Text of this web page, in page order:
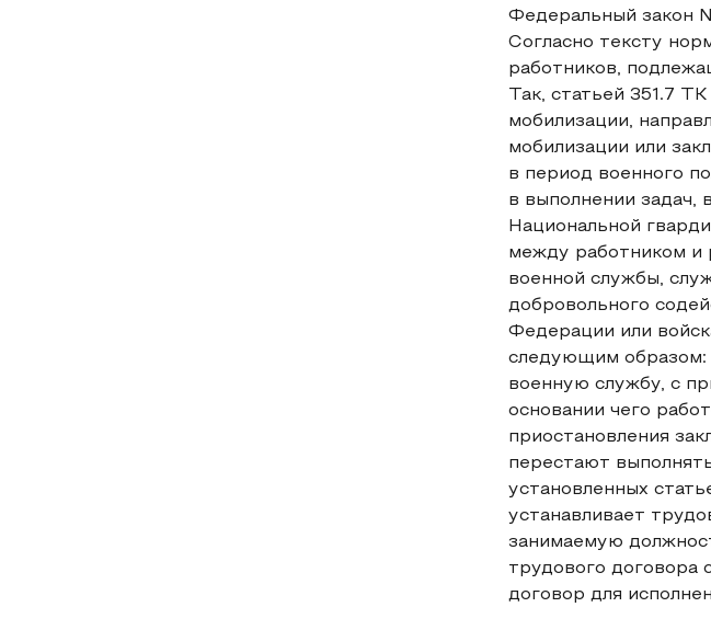
Федеральный закон
Согласно тексту
работников,
Так, статьей 351.7
мобилизации,
мобилизации или
в период военного
в выполнении задач,
Национальной
между работником и
военной службы,
добровольного
Федерации или
следующим образом:
военную службу, с
основании чего
приостановления
перестают
установленных
устанавливает
занимаемую
трудового договора
договор для